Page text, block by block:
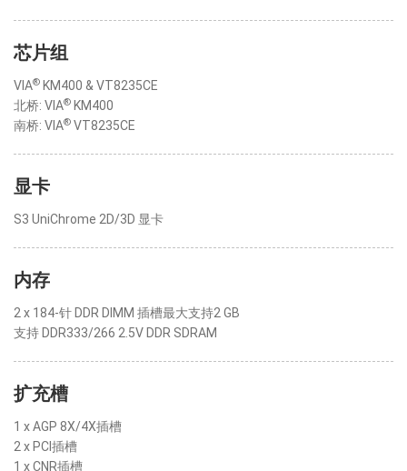
芯片组
VIA® KM400 & VT8235CE
北桥: VIA® KM400
南桥: VIA® VT8235CE
显卡
S3 UniChrome 2D/3D 显卡
内存
2 x 184-针 DDR DIMM 插槽最大支持2 GB
支持 DDR333/266 2.5V DDR SDRAM
扩充槽
1 x AGP 8X/4X插槽
2 x PCI插槽
1 x CNR插槽